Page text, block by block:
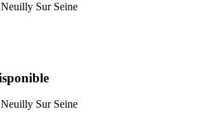
Neuilly Sur Seine
Neuilly Sur Seine